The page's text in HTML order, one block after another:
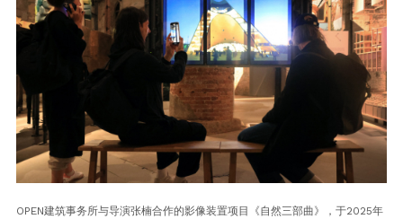
OPEN建筑事务所与导演张楠合作的影像装置项目《自然三部曲》，于2025年